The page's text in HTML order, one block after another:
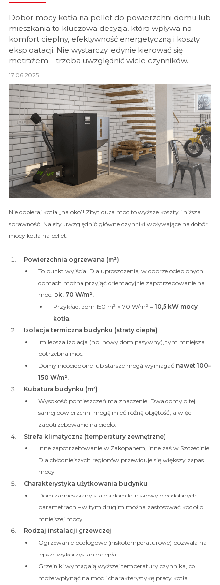
Dobór mocy kotła na pellet do powierzchni domu lub
mieszkania to kluczowa decyzja, która wpływa na
komfort cieplny, efektywność energetyczną i koszty
eksploatacji. Nie wystarczy jedynie kierować się
metrażem – trzeba uwzględnić wiele czynników.
17.06.2025
Nie dobieraj kotła „na oko”! Zbyt duża moc to wyższe koszty i niższa
sprawność. Należy uwzględnić główne czynniki wpływające na dobór
mocy kotła na pellet:
Powierzchnia ogrzewana (m²)
To punkt wyjścia. Dla uproszczenia, w dobrze ocieplonych
domach można przyjąć orientacyjnie zapotrzebowanie na
moc: ok. 70 W/m².
Przykład: dom 150 m² × 70 W/m² = 10,5 kW mocy
kotła.
Izolacja termiczna budynku (straty ciepła)
Im lepsza izolacja (np. nowy dom pasywny), tym mniejsza
potrzebna moc.
Domy nieocieplone lub starsze mogą wymagać nawet 100–
150 W/m².
Kubatura budynku (m³)
Wysokość pomieszczeń ma znaczenie. Dwa domy o tej
samej powierzchni mogą mieć różną objętość, a więc i
zapotrzebowanie na ciepło.
Strefa klimatyczna (temperatury zewnętrzne)
Inne zapotrzebowanie w Zakopanem, inne zaś w Szczecinie.
Dla chłodniejszych regionów przewiduje się większy zapas
mocy.
Charakterystyka użytkowania budynku
Dom zamieszkany stale a dom letniskowy o podobnych
parametrach – w tym drugim można zastosować kocioł o
mniejszej mocy.
Rodzaj instalacji grzewczej
Ogrzewanie podłogowe (niskotemperaturowe) pozwala na
lepsze wykorzystanie ciepła.
Grzejniki wymagają wyższej temperatury czynnika, co
może wpłynąć na moc i charakterystykę pracy kotła.